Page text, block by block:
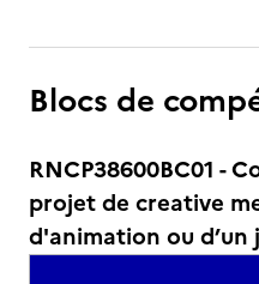
Blocs de
RNCP38600BC01 -
projet de creative
d'animation ou d’un